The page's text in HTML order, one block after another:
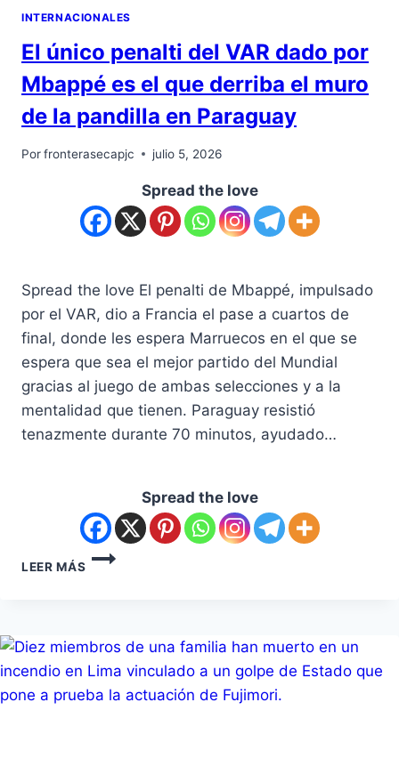
INTERNACIONALES
El único penalti del VAR dado por
Mbappé es el que derriba el muro
de la pandilla en Paraguay
Porfronterasecapjc julio 5, 2026
Spread the love
Spread the love El penalti de Mbappé, impulsado
por el VAR, dio a Francia el pase a cuartos de
final, donde les espera Marruecos en el que se
espera que sea el mejor partido del Mundial
gracias al juego de ambas selecciones y a la
mentalidad que tienen. Paraguay resistió
tenazmente durante 70 minutos, ayudado…
Spread the love
LEER MÁS